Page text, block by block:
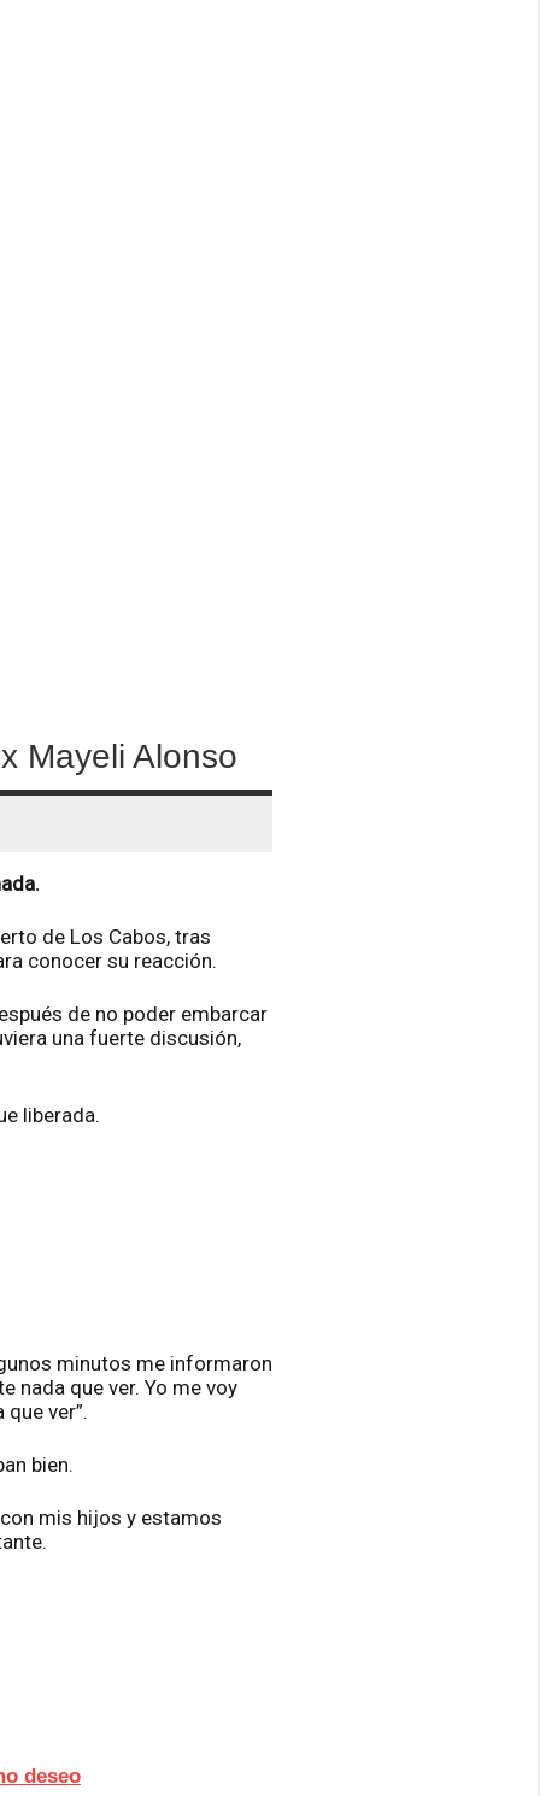
Mayeli Alonso
de Los Cabos, tras
conocer su reacción.
de no poder embarcar
una fuerte discusión,
liberada.
minutos me informaron
nada que ver. Yo me voy
ver”.
bien.
mis hijos y estamos
deseo